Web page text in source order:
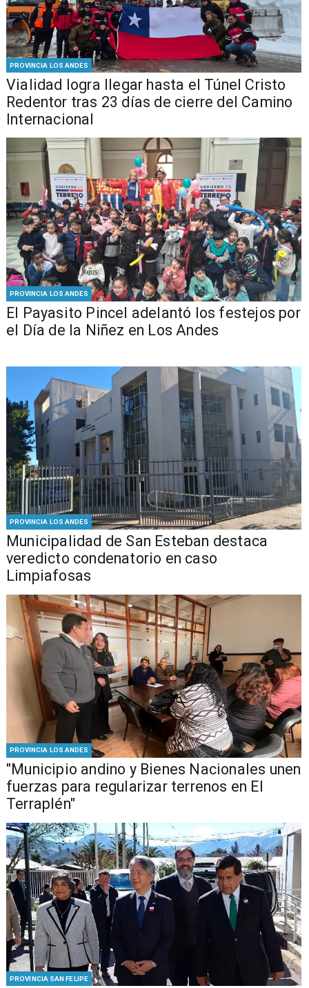
PROVINCIA LOS ANDES
Vialidad logra llegar hasta el Túnel Cristo
Redentor tras 23 días de cierre del Camino
Internacional
PROVINCIA LOS ANDES
El Payasito Pincel adelantó los festejos por
el Día de la Niñez en Los Andes
PROVINCIA LOS ANDES
Municipalidad de San Esteban destaca
veredicto condenatorio en caso
Limpiafosas
PROVINCIA LOS ANDES
"Municipio andino y Bienes Nacionales unen
fuerzas para regularizar terrenos en El
Terraplén"
PROVINCIA SAN FELIPE